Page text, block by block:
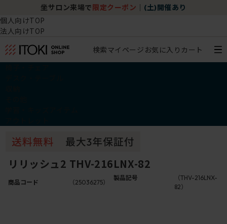
坐サロン来場で 限定クーポン (土)開催あり
個人向けTOP
法人向けTOP
検索マイページ お気に入り カート
リリッシュ2 THV-216LNX-82
商品コード （25036275）
製品記号
（THV-216LNX-
82）